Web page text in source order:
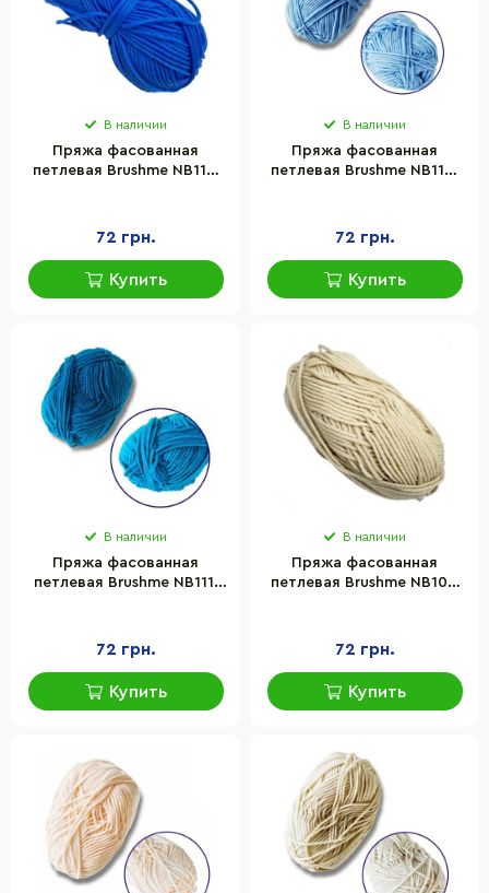
В наличии
Пряжа фасованная
петлевая Brushme NB113,
синий
72 грн.
Купить
В наличии
Пряжа фасованная
петлевая Brushme NB112,
светло-синий
72 грн.
Купить
В наличии
Пряжа фасованная
петлевая Brushme NB111,
глубокое озеро
72 грн.
Купить
В наличии
Пряжа фасованная
петлевая Brushme NB109,
72 грн.
Купить